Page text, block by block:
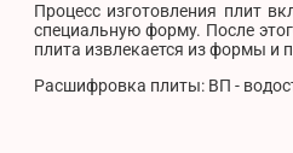
Процесс изготовления плит
специальную форму. После
плита извлекается из формы и
Расшифровка плиты: ВП -